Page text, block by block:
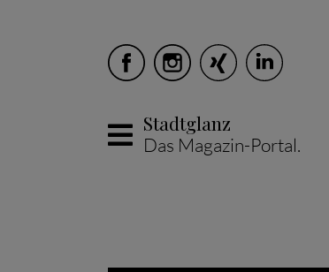
Stadtglanz
Das Magazin-Portal.